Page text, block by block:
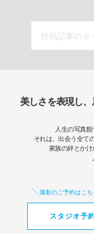
美しさを表現し
人生の写真館
それは、出会う全て
家族の絆とかけ
撮影のご予約はこち
スタジオ予